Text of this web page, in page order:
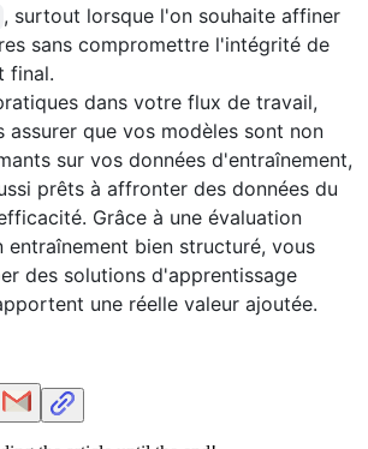
, surtout lorsque l'on souhaite affiner
sans compromettre l'intégrité de
final.
dans votre flux de travail,
assurer que vos modèles sont non
sur vos données d'entraînement,
prêts à affronter des données du
Grâce à une évaluation
entraînement bien structuré, vous
des solutions d'apprentissage
une réelle valeur ajoutée.